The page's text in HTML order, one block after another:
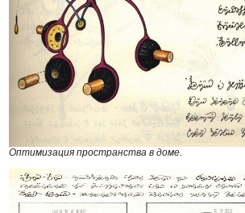
Оптимизация пространства в доме.